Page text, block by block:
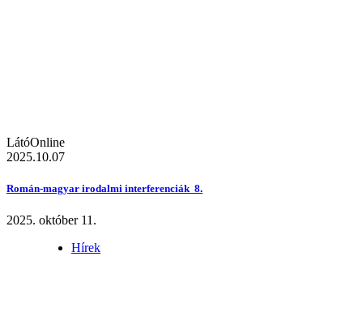
LátóOnline
2025.10.07
Román-magyar irodalmi interferenciák 8.
2025. október 11.
Hírek